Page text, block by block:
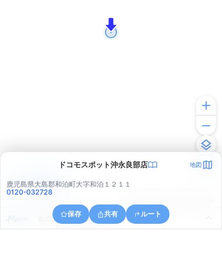
ドコモスポット沖永良部店 地図
鹿児島県大島郡和泊町大字和泊１２１１
0120-032728
保存 共有 ルート
鹿児島県大島郡和泊町出花
アプリで見る